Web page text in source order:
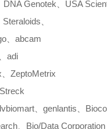
DNA Genotek USA
Steraloids
、abcam
、adi
、ZeptoMetrix
Streck
、genlantis
Bio/Data Corporation